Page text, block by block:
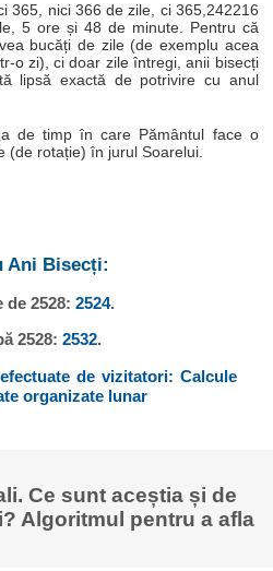
365, nici 366 de zile, ci 365,242216
5 ore și 48 de minute. Pentru că
bucăți de zile (de exemplu acea
o zi), ci doar zile întregi, anii bisecți
lipsă exactă de potrivire cu anul
de timp în care Pământul face o
(de rotație) în jurul Soarelui.
Ani Bisecți:
2528: 2524.
2528: 2532.
de vizitatori: Calcule
organizate lunar
Ce sunt aceștia și de
Algoritmul pentru a afla